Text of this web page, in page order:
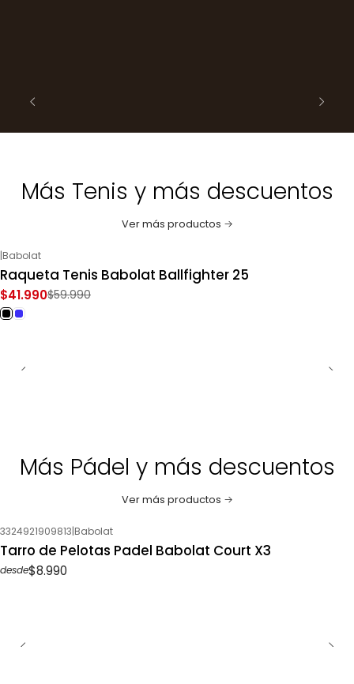
Más Tenis y más descuentos
Ver más productos
-30%OFF
|Babolat
Raqueta Tenis Babolat Ballfighter 25
$41.990$59.990
Más Pádel y más descuentos
Ver más productos
3324921909813|Babolat
Tarro de Pelotas Padel Babolat Court X3
desde$8.990